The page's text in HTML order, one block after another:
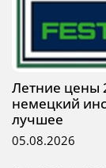
Летние цены
немецкий
лучшее
05.08.2026